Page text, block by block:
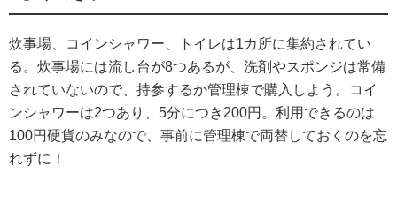
炊事場、コインシャワー、トイレは1カ所に集約されてい
る。炊事場には流し台が8つあるが、洗剤やスポンジは常備
されていないので、持参するか管理棟で購入しよう。コイ
ンシャワーは2つあり、5分につき200円。利用できるのは
100円硬貨のみなので、事前に管理棟で両替しておくのを忘
れずに！